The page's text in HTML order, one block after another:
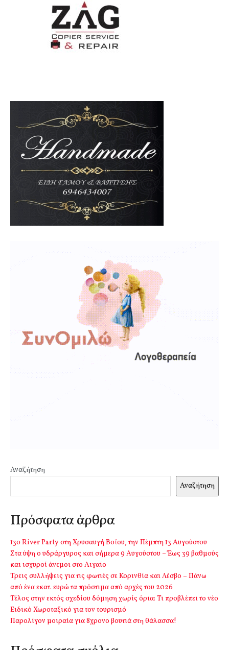
Αναζήτηση
Αναζήτηση
Πρόσφατα άρθρα
13o River Party στη Χρυσαυγή Βοΐου, την Πέμπτη 13 Αυγούστου
Στα ύψη ο υδράργυρος και σήμερα 9 Αυγούστου – Έως 39 βαθμούς
και ισχυροί άνεμοι στο Αιγαίο
Τρεις συλλήψεις για τις φωτιές σε Κορινθία και Λέσβο – Πάνω
από ένα εκατ. ευρώ τα πρόστιμα από αρχές του 2026
Τέλος στην εκτός σχεδίου δόμηση χωρίς όρια: Τι προβλέπει το νέο
Ειδικό Χωροταξικό για τον τουρισμό
Παρολίγον μοιραία για 8χρονο βουτιά στη θάλασσα!